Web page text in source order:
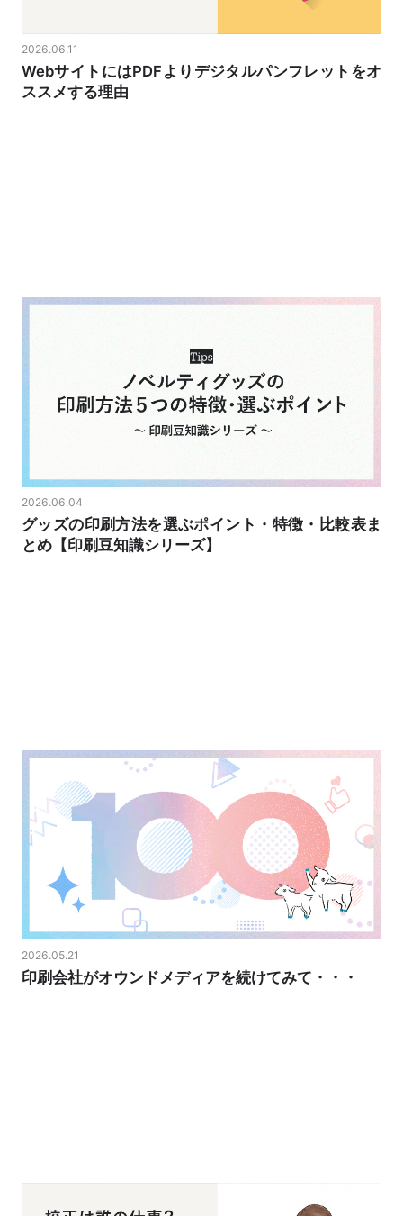
2026.06.11
WebサイトにはPDFよりデジタルパンフレットをオ
ススメする理由
2026.06.04
グッズの印刷方法を選ぶポイント・特徴・比較表ま
とめ【印刷豆知識シリーズ】
2026.05.21
印刷会社がオウンドメディアを続けてみて・・・